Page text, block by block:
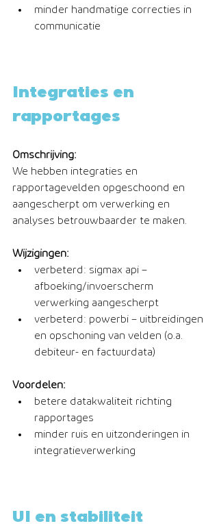
minder handmatige correcties in
communicatie
Integraties en
rapportages
Omschrijving:
We hebben integraties en
rapportagevelden opgeschoond en
aangescherpt om verwerking en
analyses betrouwbaarder te maken.
Wijzigingen:
verbeterd: sigmax api –
afboeking/invoerscherm
verwerking aangescherpt
verbeterd: powerbi – uitbreidingen
en opschoning van velden (o.a.
debiteur- en factuurdata)
Voordelen:
betere datakwaliteit richting
rapportages
minder ruis en uitzonderingen in
integratieverwerking
UI en stabiliteit